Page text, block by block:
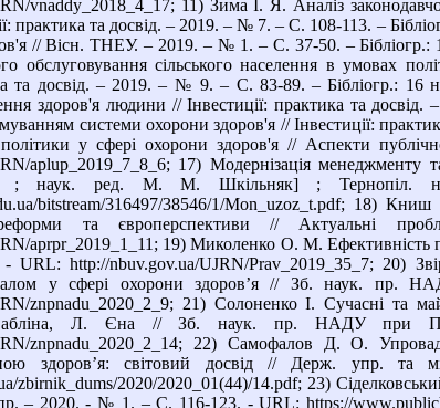
vnaddy_2018_4_17; 11) Зима І. Я. Аналіз
практика та досвід. – 2019. – № 7. – С. 108-113. –
// Вісн. ТНЕУ. – 2019. – № 1. – С. 37-50. –
обслуговування сільського населення в умовах
та досвід. – 2019. – № 9. – С. 83-89. – Бібліогр.:
здоров'я людини // Інвестиції: практика та
системи охорони здоров'я // Інвестиції:
у сфері охорони здоров'я // Аспекти
aplup_2019_7_8_6; 17) Модернізація
; наук. ред. М. М. Шкільняк] ;
bitstream/316497/38546/1/Mon_uzoz_t.pdf; 18)
реформи та європерспективи //
aprpr_2019_1_11; 19) Миколенко О. М. Ефективність
http://nbuv.gov.ua/UJRN/Prav_2019_35_7; 20)
у сфері охорони здоров’я // Зб. наук.
znpnadu_2020_2_9; 21) Солоненко І. Сучасні та
Л. Єна // Зб. наук. пр. НАДУ при
znpnadu_2020_2_14; 22) Самофалов Д. О.
здоров’я: світовий досвід // Держ.
zbirnik_dums/2020/2020_01(44)/14.pdf; 23)
– 2020. - № 1. – С. 116-123. - URL: https://